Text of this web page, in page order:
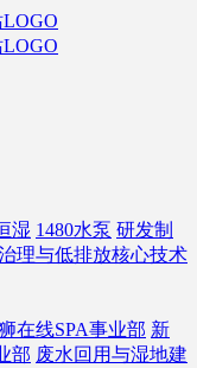
湿 1480水泵 研发制
理与低排放核心技术
在线SPA事业部 新
部 废水回用与湿地建